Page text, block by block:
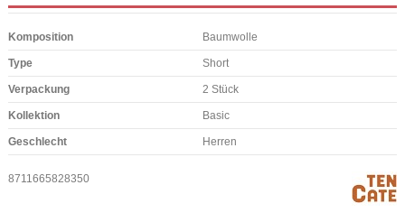
Komposition Baumwolle
Type Short
Verpackung 2 Stück
Kollektion Basic
Geschlecht Herren
8711665828350